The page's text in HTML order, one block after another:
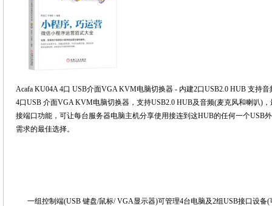
Acafa KU04A 4口 USB介面VGA KVM电脑切换器 - 内建2口USB2.0 HUB 支持音
4口USB 介面VGA KVM电脑切换器，支持USB2.0 HUB及音频(麦克风和喇叭)，
接端口功能，可让每台服务器电脑主机分享使用接连到这HUB的任何一个USB
需求的最佳选择。
一组控制端(USB 键盘/鼠标/ VGA显示器)可管理4台电脑及2组USB接口设备